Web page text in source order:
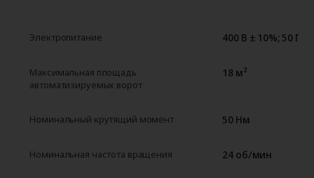
Электропитание 400 В ± 10%; 50 Гц
Максимальная площадь
автоматизируемых ворот
18 м²
Номинальный крутящий момент 50 Нм
Номинальная частота вращения 24 об/мин